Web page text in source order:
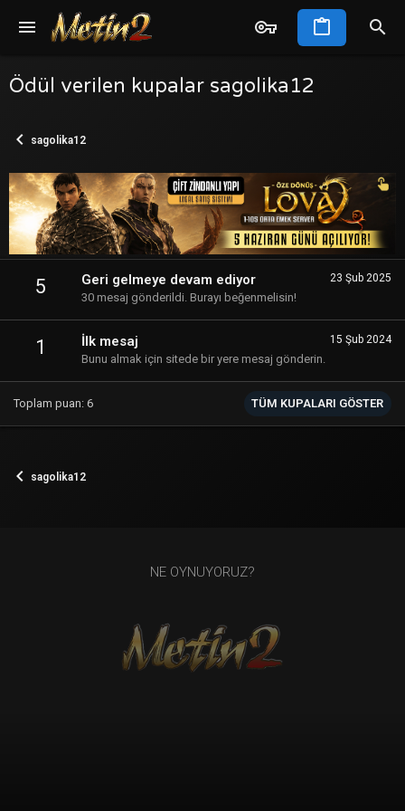
Ödül verilen kupalar sagolika12
sagolika12
5 23 Şub 2025
Geri gelmeye devam ediyor
30 mesaj gönderildi. Burayı beğenmelisin!
1 15 Şub 2024
İlk mesaj
Bunu almak için sitede bir yere mesaj gönderin.
Toplam puan: 6 TÜM KUPALARI GÖSTER
sagolika12
NE OYNUYORUZ?